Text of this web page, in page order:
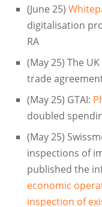
(June 25)
digitalisation
RA
(May 25) The
trade
(May 25) GTAI:
doubled
(May 25)
inspections of
published the
economic
inspection of